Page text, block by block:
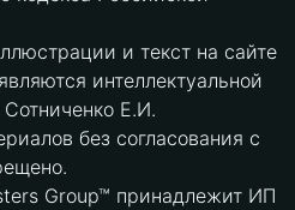
и текст на сайте
интеллектуальной
Е.И.
без согласования с
Group™ принадлежит ИП